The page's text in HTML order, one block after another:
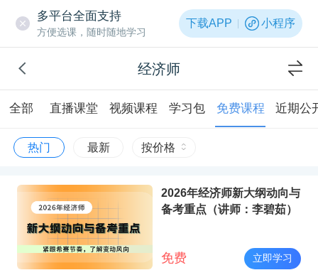
多平台全面支持
方便选课，随时随地学习
下载APP 小程序
经济师
全部 直播课堂 视频课程 学习包 免费课程 近期公
热门 最新 按价格
2026年经济师新大纲动向与
备考重点（讲师：李碧茹）
免费 立即学习